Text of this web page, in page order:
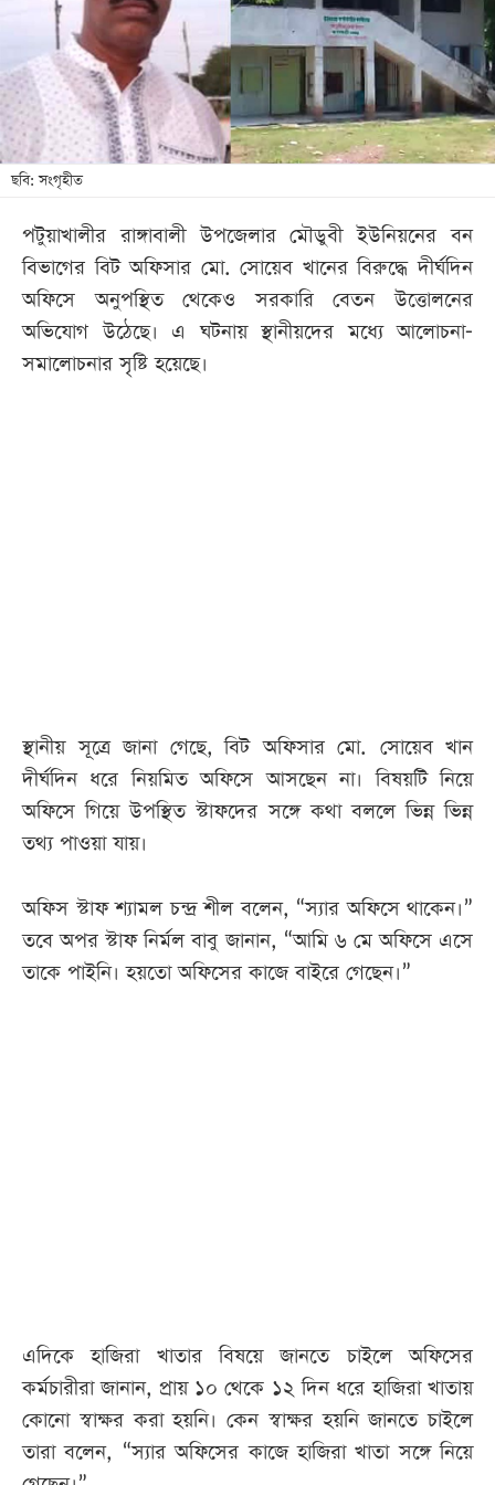
খেলা
বিনোদন
লাইফ
স্টাইল
শিক্ষা
সব
বিভাগ
ছবি: সংগৃহীত
পটুয়াখালীর রাঙ্গাবালী উপজেলার মৌডুবী ইউনিয়নের বন
বিভাগের বিট অফিসার মো. সোয়েব খানের বিরুদ্ধে দীর্ঘদিন
অফিসে অনুপস্থিত থেকেও সরকারি বেতন উত্তোলনের
অভিযোগ উঠেছে। এ ঘটনায় স্থানীয়দের মধ্যে আলোচনা-
সমালোচনার সৃষ্টি হয়েছে।
স্থানীয় সূত্রে জানা গেছে, বিট অফিসার মো. সোয়েব খান
দীর্ঘদিন ধরে নিয়মিত অফিসে আসছেন না। বিষয়টি নিয়ে
অফিসে গিয়ে উপস্থিত স্টাফদের সঙ্গে কথা বললে ভিন্ন ভিন্ন
তথ্য পাওয়া যায়।
অফিস স্টাফ শ্যামল চন্দ্র শীল বলেন, “স্যার অফিসে থাকেন।”
তবে অপর স্টাফ নির্মল বাবু জানান, “আমি ৬ মে অফিসে এসে
তাকে পাইনি। হয়তো অফিসের কাজে বাইরে গেছেন।”
এদিকে হাজিরা খাতার বিষয়ে জানতে চাইলে অফিসের
কর্মচারীরা জানান, প্রায় ১০ থেকে ১২ দিন ধরে হাজিরা খাতায়
কোনো স্বাক্ষর করা হয়নি। কেন স্বাক্ষর হয়নি জানতে চাইলে
তারা বলেন, “স্যার অফিসের কাজে হাজিরা খাতা সঙ্গে নিয়ে